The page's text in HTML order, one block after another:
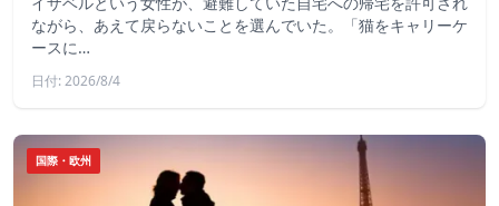
ながら、あえて戻らないことを選んでいた。「猫をキャリーケ
ースに…
日付: 2026/8/4
国際・欧州